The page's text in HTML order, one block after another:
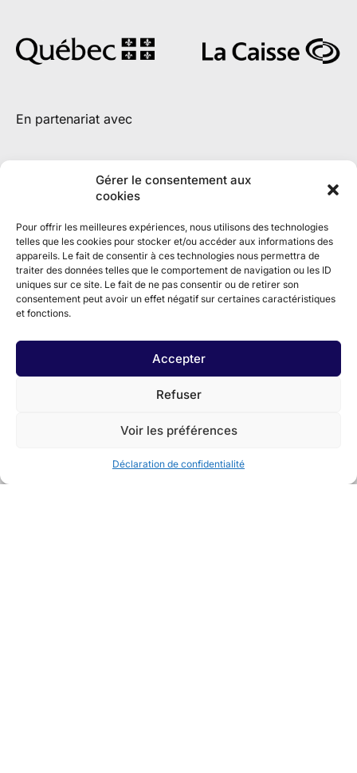
Gérer le consentement aux
cookies
Pour offrir les meilleures expériences, nous utilisons des technologies
telles que les cookies pour stocker et/ou accéder aux informations des
appareils. Le fait de consentir à ces technologies nous permettra de
traiter des données telles que le comportement de navigation ou les ID
uniques sur ce site. Le fait de ne pas consentir ou de retirer son
consentement peut avoir un effet négatif sur certaines caractéristiques
et fonctions.
Accepter
Refuser
Voir les préférences
Déclaration de confidentialité
En partenariat avec